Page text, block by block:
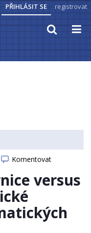
PŘIHLÁSIT SE registrovat
Komentovat
versus